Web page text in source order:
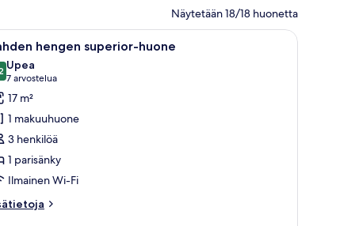
Näytetään 18/18 huonetta
peili ja kuvioitu sängynpääty.Makuuhuone, jossa on sänky, yöpöytä,
38 hengen superior-huone
kautta 10
Upea
7 arvostelua
(7
arvostelua)
17 m²
1 makuuhuone
3 henkilöä
1 parisänky
Ilmainen Wi-Fi